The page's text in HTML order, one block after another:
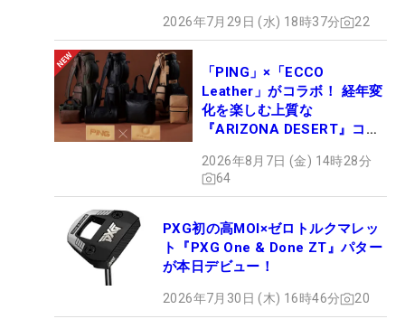
2026年7月29日 (水) 18時37分 22
「PING」×「ECCO
Leather」がコラボ！ 経年変
化を楽しむ上質な
『ARIZONA DESERT』コレ
ュー
2026年8月7日 (金) 14時28分
64
PXG初の高MOI×ゼロトルクマレッ
ト『PXG One & Done ZT』パター
が本日デビュー！
2026年7月30日 (木) 16時46分 20